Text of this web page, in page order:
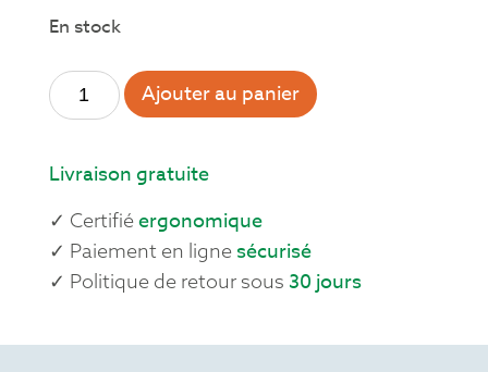
En stock
Ajouter au panier
Livraison gratuite
✓ Certifiéergonomique
✓ Paiement en ligne sécurisé
✓ Politique de retour sous 30 jours